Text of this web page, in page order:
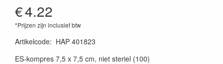
€4.22
*Prijzen zijn inclusief btw
Artikelcode: HAP 401823
ES-kompres 7,5 x 7,5 cm, niet steriel (100)